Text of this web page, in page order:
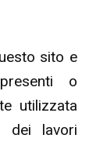
sito e
o
utilizzata
dei lavori